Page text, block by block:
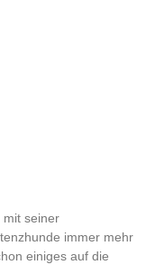
mit seiner
immer mehr
einiges auf die